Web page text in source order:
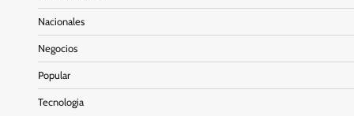
Nacionales
Negocios
Popular
Tecnologia